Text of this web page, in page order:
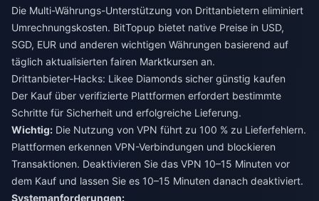
Die Multi-Währungs-Unterstützung von Drittanbietern eliminiert
Umrechnungskosten. BitTopup bietet native Preise in USD,
SGD, EUR und anderen wichtigen Währungen basierend auf
täglich aktualisierten fairen Marktkursen an.
Drittanbieter-Hacks: Likee Diamonds sicher günstig kaufen
Der Kauf über verifizierte Plattformen erfordert bestimmte
Schritte für Sicherheit und erfolgreiche Lieferung.
Wichtig: Die Nutzung von VPN führt zu 100 % zu Lieferfehlern.
Plattformen erkennen VPN-Verbindungen und blockieren
Transaktionen. Deaktivieren Sie das VPN 10–15 Minuten vor
dem Kauf und lassen Sie es 10–15 Minuten danach deaktiviert.
Systemanforderungen: